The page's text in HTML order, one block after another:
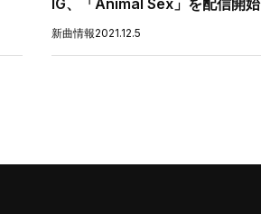
IG、「Animal Sex」を配信開始
新曲情報2021.12.5